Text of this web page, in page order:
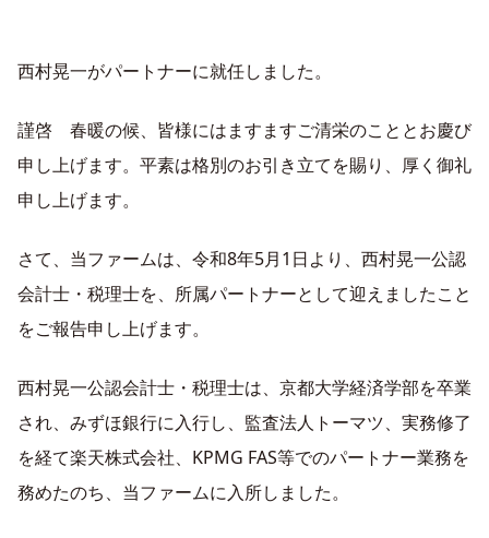
西村晃一がパートナーに就任しました。
謹啓 春暖の候、皆様にはますますご清栄のこととお慶び
申し上げます。平素は格別のお引き立てを賜り、厚く御礼
申し上げます。
さて、当ファームは、令和8年5月1日より、西村晃一公認
会計士・税理士を、所属パートナーとして迎えましたこと
をご報告申し上げます。
西村晃一公認会計士・税理士は、京都大学経済学部を卒業
され、みずほ銀行に入行し、監査法人トーマツ、実務修了
を経て楽天株式会社、KPMG FAS等でのパートナー業務を
務めたのち、当ファームに入所しました。